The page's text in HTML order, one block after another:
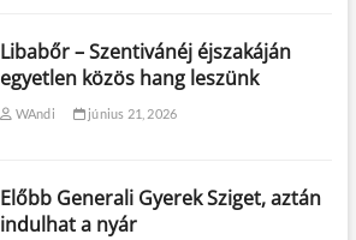
Libabőr – Szentivánéj éjszakáján
egyetlen közös hang leszünk
WAndi június 21, 2026
Előbb Generali Gyerek Sziget, aztán
indulhat a nyár